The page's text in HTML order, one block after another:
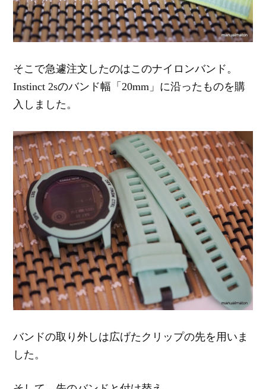
そこで急遽注文したのはこのナイロンバンド。
Instinct 2sのバンド幅「20mm」に沿ったものを購
入しました。
バンドの取り外しは広げたクリップの先を用いま
した。